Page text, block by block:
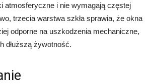
atmosferyczne i nie wymagają częstej
trzecia warstwa szkła sprawia, że okna
odporne na uszkodzenia mechaniczne,
dłuższą żywotność.